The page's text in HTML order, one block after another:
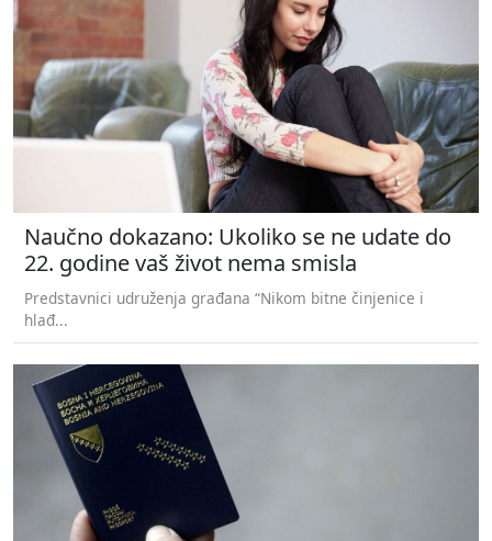
Naučno dokazano: Ukoliko se ne udate do
22. godine vaš život nema smisla
Predstavnici udruženja građana “Nikom bitne činjenice i
hlađ...